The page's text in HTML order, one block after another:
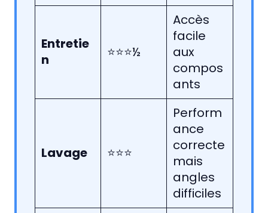
Entretie
n
⭐⭐⭐½
Accès
facile
aux
compos
ants
Lavage ⭐⭐⭐
Perform
ance
correcte
mais
angles
difficiles